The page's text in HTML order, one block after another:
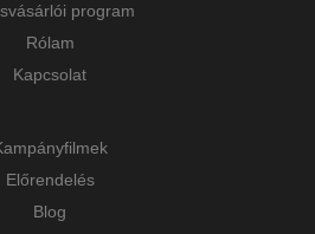
program
Rólam
Kapcsolat
Előrendelés
Blog